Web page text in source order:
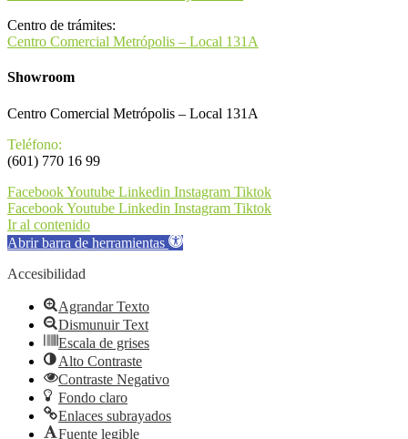
Centro de trámites:
Centro Comercial Metrópolis – Local 131A
Showroom
Centro Comercial Metrópolis – Local 131A
Teléfono:
(601) 770 16 99
FacebookYoutube Linkedin Instagram Tiktok
FacebookYoutube Linkedin Instagram Tiktok
Ir al contenido
Abrir barra de herramientas
Accesibilidad
Agrandar Texto
Dismunuir Text
Escala de grises
Alto Contraste
Contraste Negativo
Fondo claro
Enlaces subrayados
Fuente legible